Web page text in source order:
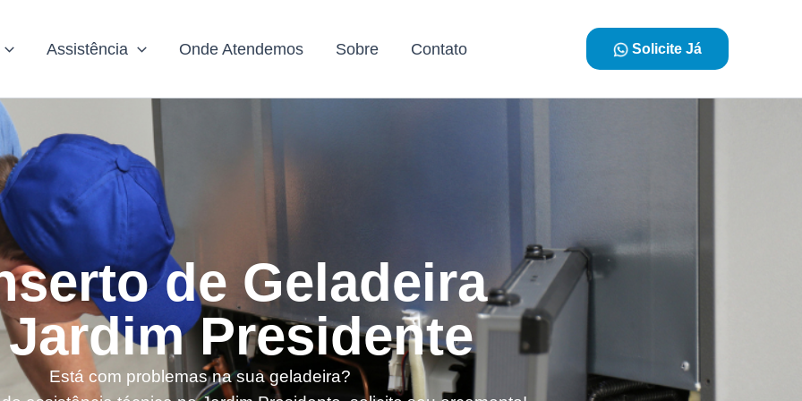
Assistência Onde Atendemos Sobre Contato Solicite Já
de Geladeira
Presidente
Está com problemas na sua geladeira?